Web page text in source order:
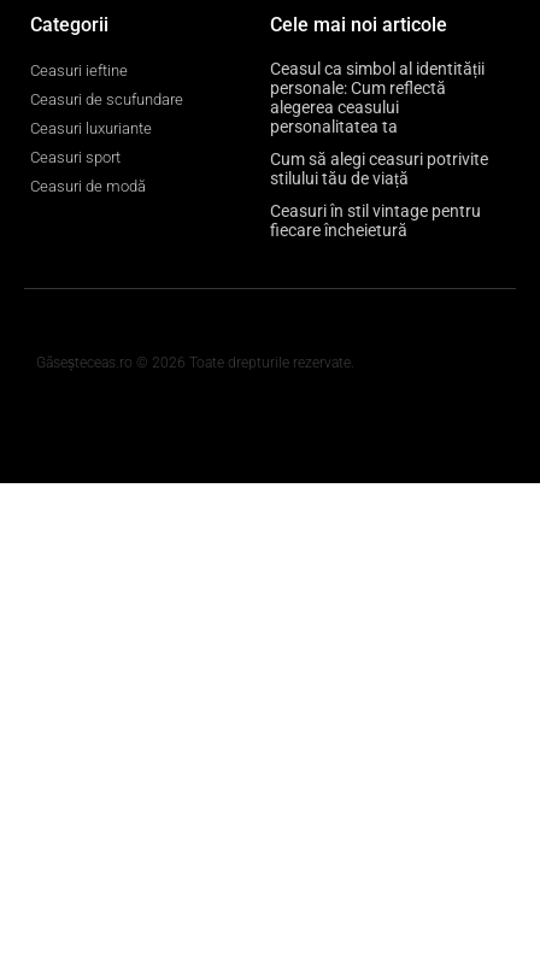
Categorii
Ceasuri ieftine
Ceasuri de scufundare
Ceasuri luxuriante
Ceasuri sport
Ceasuri de modă
Cele mai noi articole
Ceasul ca simbol al identității
personale: Cum reflectă
alegerea ceasului
personalitatea ta
Cum să alegi ceasuri potrivite
stilului tău de viață
Ceasuri în stil vintage pentru
fiecare încheietură
Găseșteceas.ro © 2026 Toate drepturile rezervate.